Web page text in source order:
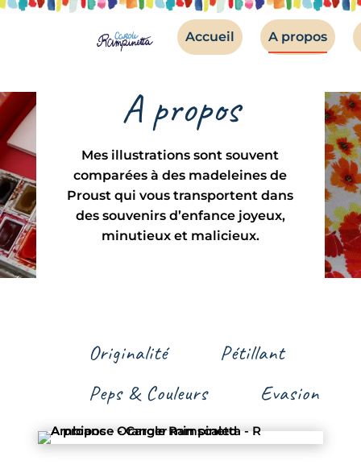
Accueil A propos
A propos
Mes illustrations sont souvent
comparées à des madeleines de
Proust qui vous transportent dans
des souvenirs d’enfance joyeux,
minutieux et malicieux.
Originalité
Pétillant
Peps & Couleurs
Evasion